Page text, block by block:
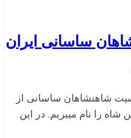
ساسانی ایران
اینجا لسیت شاهنشاهان ساسانی از
شاه را نام میبریم. در این